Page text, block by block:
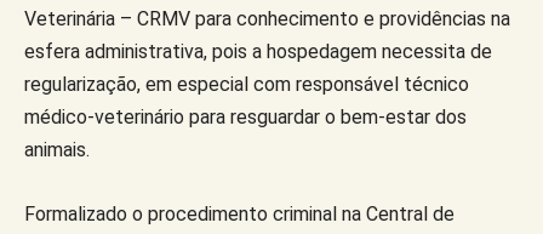
Veterinária – CRMV para conhecimento e providências na
esfera administrativa, pois a hospedagem necessita de
regularização, em especial com responsável técnico
médico-veterinário para resguardar o bem-estar dos
animais.
Formalizado o procedimento criminal na Central de